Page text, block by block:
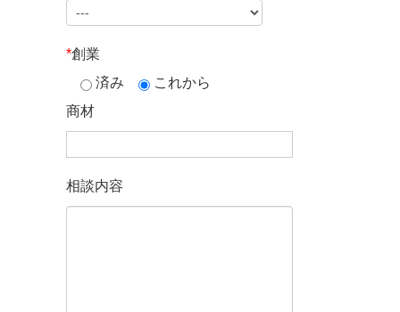
*創業
済み
これから
商材
相談内容